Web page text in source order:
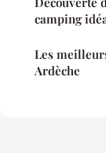
camping
Les
Ardèche